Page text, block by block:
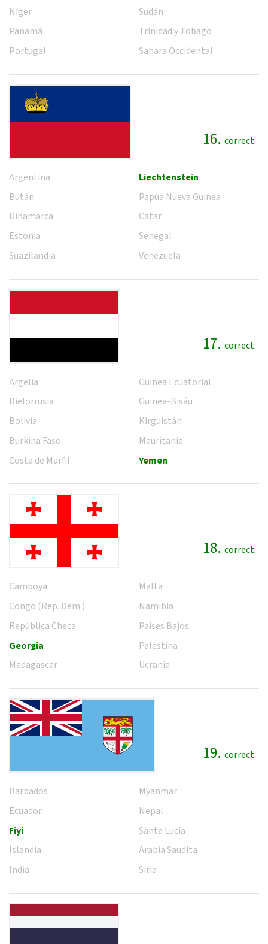
Níger
Panamá
Portugal
Sudán
Trinidad y Tobago
Sahara Occidental
16. correct.
Argentina
Bután
Dinamarca
Estonia
Suazilandia
Liechtenstein
Papúa Nueva Guinea
Catar
Senegal
Venezuela
17. correct.
Argelia
Bielorrusia
Bolivia
Burkina Faso
Costa de Marfil
Guinea Ecuatorial
Guinea-Bisáu
Kirguistán
Mauritania
Yemen
18. correct.
Camboya
Congo (Rep. Dem.)
República Checa
Georgia
Madagascar
Malta
Namibia
Países Bajos
Palestina
Ucrania
19. correct.
Barbados
Ecuador
Fiyi
Islandia
India
Myanmar
Nepal
Santa Lucía
Arabia Saudita
Siria